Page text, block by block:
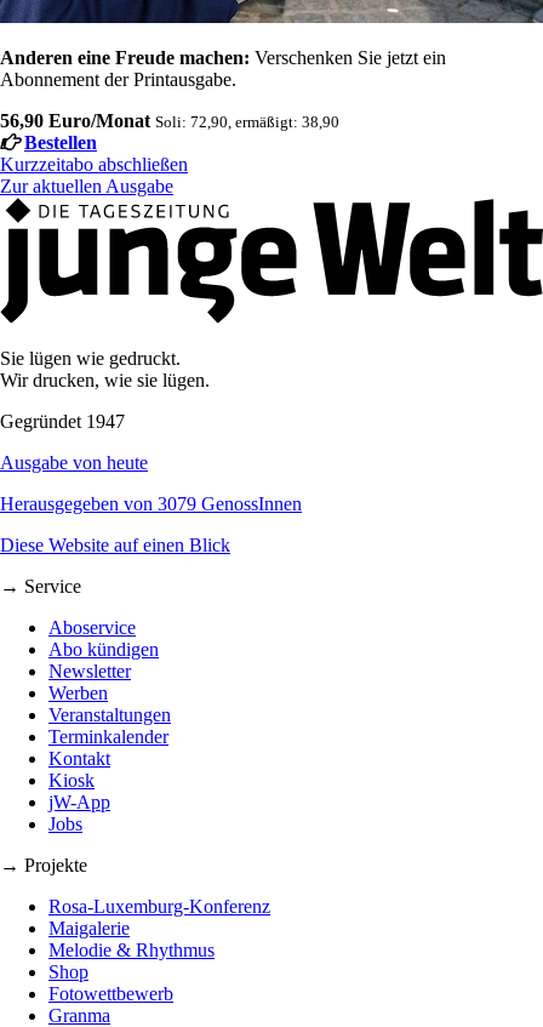
Anderen eine Freude machen: Verschenken Sie jetzt ein
Abonnement der Printausgabe.
56,90 Euro/Monat Soli: 72,90, ermäßigt: 38,90
Bestellen
Kurzzeitabo abschließen
Zur aktuellen Ausgabe
Sie lügen wie gedruckt.
Wir drucken, wie sie lügen.
Gegründet 1947
Ausgabe von heute
Herausgegeben von 3079 GenossInnen
Diese Website auf einen Blick
→ Service
Aboservice
Abo kündigen
Newsletter
Werben
Veranstaltungen
Terminkalender
Kontakt
Kiosk
jW-App
Jobs
→ Projekte
Rosa-Luxemburg-Konferenz
Maigalerie
Melodie & Rhythmus
Shop
Fotowettbewerb
Granma